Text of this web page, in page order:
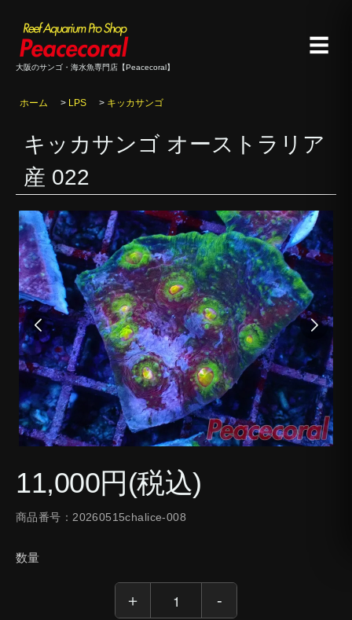
大阪のサンゴ・海水魚専門店【Peacecoral】
☰
ホーム > LPS > キッカサンゴ
キッカサンゴ オーストラリア
産 022
11,000円(税込)
商品番号：20260515chalice-008
数量